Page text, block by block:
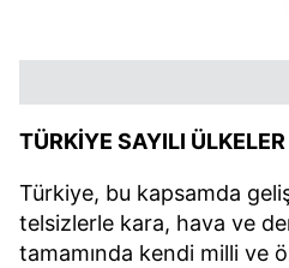
TÜRKİYE SAYILI
Türkiye, bu kapsamda
telsizlerle kara, hava ve
tamamında kendi milli ve